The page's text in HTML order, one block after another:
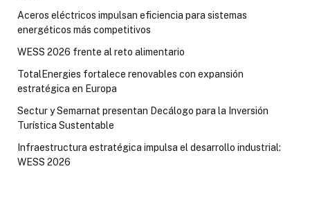
Aceros eléctricos impulsan eficiencia para sistemas
energéticos más competitivos
WESS 2026 frente al reto alimentario
TotalEnergies fortalece renovables con expansión
estratégica en Europa
Sectur y Semarnat presentan Decálogo para la Inversión
Turística Sustentable
Infraestructura estratégica impulsa el desarrollo industrial:
WESS 2026